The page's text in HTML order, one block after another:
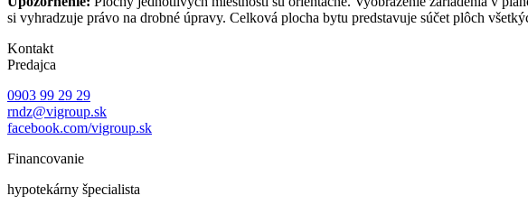
si vyhradzuje právo na drobné úpravy. Celková plocha bytu predstavuje súčet plôch
Kontakt
Predajca
0903 99 29 29
rndz@vigroup.sk
facebook.com/vigroup.sk
Financovanie
hypotekárny špecialista